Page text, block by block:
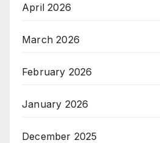
April 2026
March 2026
February 2026
January 2026
December 2025